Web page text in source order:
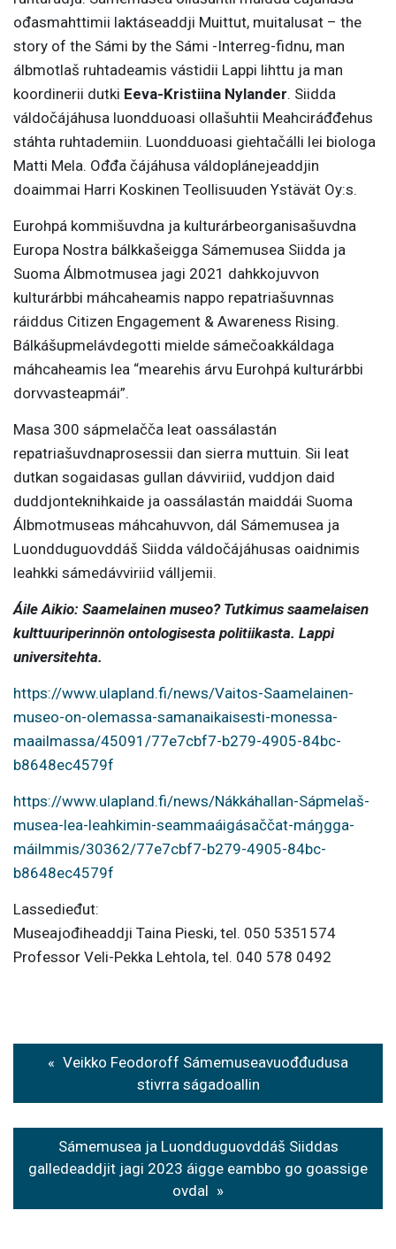
ođasmahttimii laktáseaddji Muittut, muitalusat – the
story of the Sámi by the Sámi -Interreg-fidnu, man
álbmotlaš ruhtadeamis vástidii Lappi lihttu ja man
koordinerii dutki Eeva-Kristiina Nylander. Siidda
váldočájáhusa luondduoasi ollašuhtii Meahciráđđehus
stáhta ruhtademiin. Luondduoasi giehtačálli lei biologa
Matti Mela. Ođđa čájáhusa váldoplánejeaddjin
doaimmai Harri Koskinen Teollisuuden Ystävät Oy:s.
Eurohpá kommišuvdna ja kulturárbeorganisašuvdna
Europa Nostra bálkkašeigga Sámemusea Siidda ja
Suoma Álbmotmusea jagi 2021 dahkkojuvvon
kulturárbbi máhcaheamis nappo repatriašuvnnas
ráiddus Citizen Engagement & Awareness Rising.
Bálkášupmelávdegotti mielde sámečoakkáldaga
máhcaheamis lea “mearehis árvu Eurohpá kulturárbbi
dorvvasteapmái”.
Masa 300 sápmelačča leat oassálastán
repatriašuvdnaprosessii dan sierra muttuin. Sii leat
dutkan sogaidasas gullan dávviriid, vuddjon daid
duddjonteknihkaide ja oassálastán maiddái Suoma
Álbmotmuseas máhcahuvvon, dál Sámemusea ja
Luondduguovddáš Siidda váldočájáhusas oaidnimis
leahkki sámedávviriid válljemii.
Áile Aikio: Saamelainen museo? Tutkimus saamelaisen
kulttuuriperinnön ontologisesta politiikasta. Lappi
universitehta.
https://www.ulapland.fi/news/Vaitos-Saamelainen-
museo-on-olemassa-samanaikaisesti-monessa-
maailmassa/45091/77e7cbf7-b279-4905-84bc-
b8648ec4579f
https://www.ulapland.fi/news/Nákkáhallan-Sápmelaš-
musea-lea-leahkimin-seammaáigásaččat-máŋgga-
máilmmis/30362/77e7cbf7-b279-4905-84bc-
b8648ec4579f
Lassedieđut:
Museajođiheaddji Taina Pieski, tel. 050 5351574
Professor Veli-Pekka Lehtola, tel. 040 578 0492
s
n
a
Veikko Feodoroff Sámemuseavuođđudusa
stivrra ságadoallin
Sámemusea ja Luondduguovddáš Siiddas
galledeaddjit jagi 2023 áigge eambbo go goassige
ovdal